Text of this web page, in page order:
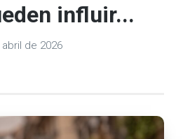
influir...
de 2026